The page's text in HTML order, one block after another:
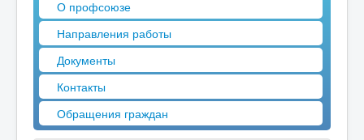
О профсоюзе
Направления работы
Документы
Контакты
Обращения граждан